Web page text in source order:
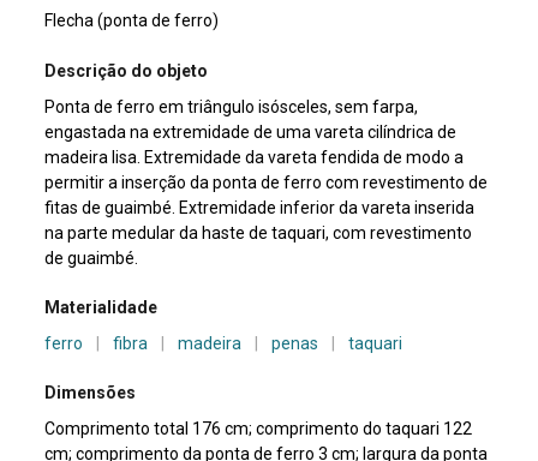
Flecha (ponta de ferro)
Descrição do objeto
Ponta de ferro em triângulo isósceles, sem farpa,
engastada na extremidade de uma vareta cilíndrica de
madeira lisa. Extremidade da vareta fendida de modo a
permitir a inserção da ponta de ferro com revestimento de
fitas de guaimbé. Extremidade inferior da vareta inserida
na parte medular da haste de taquari, com revestimento
de guaimbé.
Materialidade
ferro
fibra madeira penas taquari
Dimensões
Comprimento total 176 cm; comprimento do taquari 122
cm; comprimento da ponta de ferro 3 cm; largura da ponta